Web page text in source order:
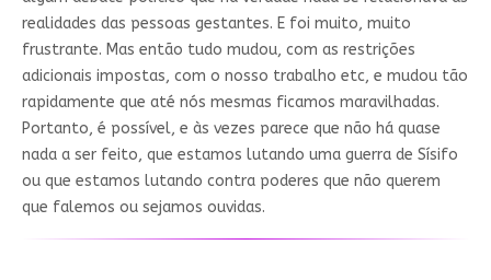
realidades das pessoas gestantes. E foi muito, muito
frustrante. Mas então tudo mudou, com as restrições
adicionais impostas, com o nosso trabalho etc, e mudou tão
rapidamente que até nós mesmas ficamos maravilhadas.
Portanto, é possível, e às vezes parece que não há quase
nada a ser feito, que estamos lutando uma guerra de Sísifo
ou que estamos lutando contra poderes que não querem
que falemos ou sejamos ouvidas.